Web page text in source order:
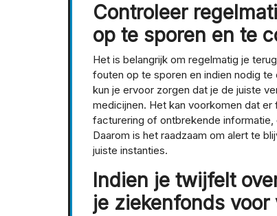
Controleer
op te sporen en te
Het is belangrijk om regelmatig je
fouten op te sporen en indien nodig
kun je ervoor zorgen dat je de juiste
medicijnen. Het kan voorkomen dat
facturering of ontbrekende informatie,
Daarom is het raadzaam om alert te
juiste instanties.
Indien je twijfelt
je ziekenfonds